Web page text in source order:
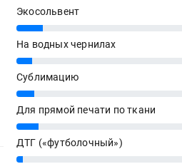
Экосольвент
12%
На водных чернилах
7%
Сублимацию
8%
Для прямой печати по ткани
10%
ДТГ («футболочный»)
3%